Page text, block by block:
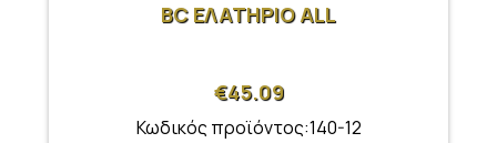
BC ΕΛΑΤΗΡΙΟ ALL
€45.09
Κωδικός προϊόντος:140-12